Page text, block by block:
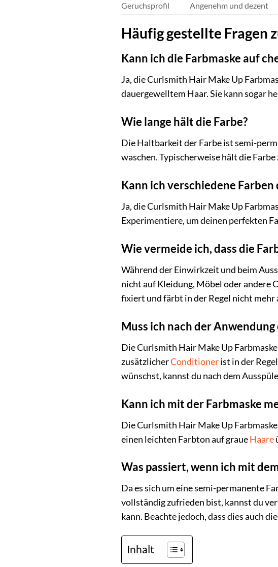
Geruchsprofil
Angenehm und dezent
Häufig gestellte Fragen
Kann ich die Farbmaske auf
Ja, die Curlsmith Hair Make Up
dauergewelltem Haar. Sie kann sogar
Wie lange hält die Farbe?
Die Haltbarkeit der Farbe ist semi-
waschen. Typischerweise hält die
Kann ich verschiedene Farben
Ja, die Curlsmith Hair Make Up
Experimentiere, um deinen perfekten
Wie vermeide ich, dass die
Während der Einwirkzeit und beim
nicht auf Kleidung, Möbel oder andere
fixiert und färbt in der Regel nicht mehr
Muss ich nach der
Die Curlsmith Hair Make Up
zusätzlicherConditionerist in der
wünschst, kannst du nach dem
Kann ich mit der Farbmaske
Die Curlsmith Hair Make Up
einen leichten Farbton auf graueHaare
Was passiert, wenn ich mit
Da es sich um eine semi-permanente
vollständig zufrieden bist, kannst du
kann. Beachte jedoch, dass dies auch
Inhalt